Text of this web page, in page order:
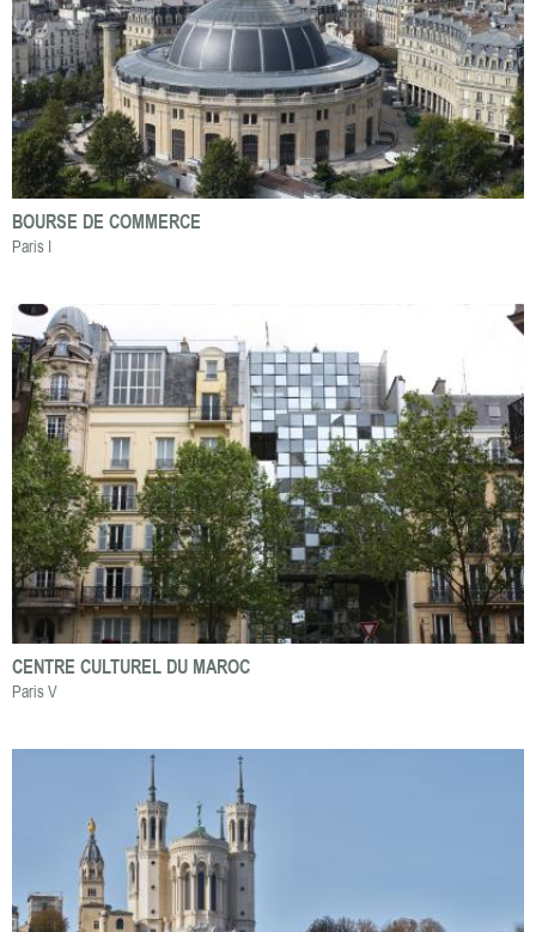
BOURSE DE COMMERCE
Paris I
CENTRE CULTUREL DU MAROC
Paris V